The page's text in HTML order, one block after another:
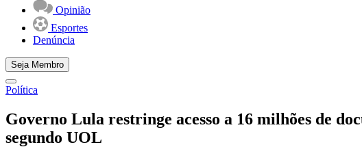
Opinião
Esportes
Denúncia
Seja Membro
Política
Governo Lula restringe acesso a 16 milhões de
segundo UOL